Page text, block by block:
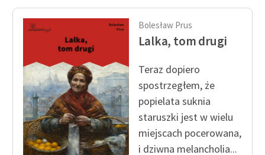
Bolesław Prus
Lalka, tom drugi
Teraz dopiero
spostrzegłem, że
popielata suknia
staruszki jest w wielu
miejscach pocerowana,
i dziwna melancholia...